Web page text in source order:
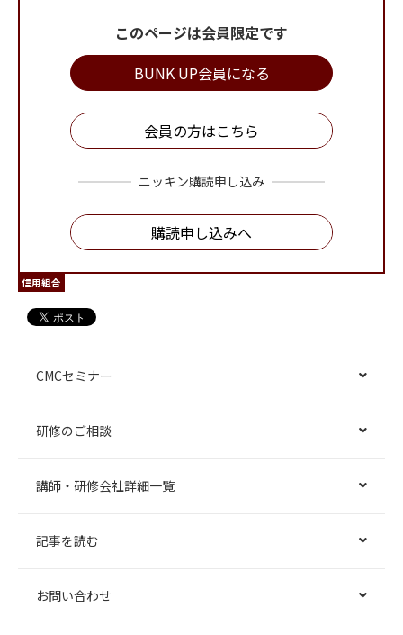
このページは会員限定です
BUNK UP会員になる
会員の方はこちら
ニッキン購読申し込み
購読申し込みへ
信用組合
CMCセミナー
研修のご相談
講師・研修会社詳細一覧
記事を読む
お問い合わせ